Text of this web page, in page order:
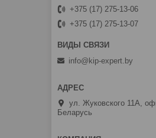
+375 (17) 275-13-06
+375 (17) 275-13-07
info@kip-expert.by
ул. Жуковского 11А,
Беларусь